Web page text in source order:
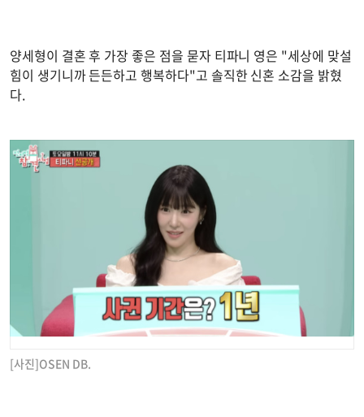
양세형이 결혼 후 가장 좋은 점을 묻자 티파니 영은 "세상에 맞설
힘이 생기니까 든든하고 행복하다"고 솔직한 신혼 소감을 밝혔
다.
[사진]OSEN DB.